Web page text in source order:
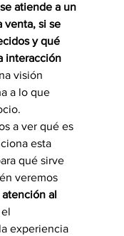
atiende a un
venta, si se
y qué
interacción
visión
a lo que
a ver qué es
esta
qué sirve
veremos
atención al
el
experiencia